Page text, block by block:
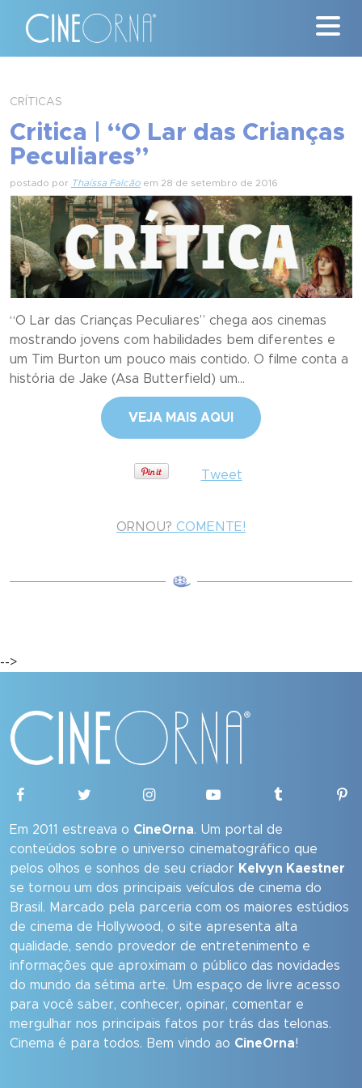
News
#ClássicosCineOrna
Quem Somos
Nossa História
Contato
CRÍTICAS
Critica | “O Lar das Crianças
Peculiares”
postado por Thaíssa Falcão em 28 de setembro de 2016
“O Lar das Crianças Peculiares” chega aos cinemas
mostrando jovens com habilidades bem diferentes e
um Tim Burton um pouco mais contido. O filme conta a
história de Jake (Asa Butterfield) um...
VEJA MAIS AQUI
Tweet
ORNOU? COMENTE!
-->
Em 2011 estreava o CineOrna. Um portal de
conteúdos sobre o universo cinematográfico que
pelos olhos e sonhos de seu criador Kelvyn Kaestner
se tornou um dos principais veículos de cinema do
Brasil. Marcado pela parceria com os maiores estúdios
de cinema de Hollywood, o site apresenta alta
qualidade, sendo provedor de entretenimento e
informações que aproximam o público das novidades
do mundo da sétima arte. Um espaço de livre acesso
para você saber, conhecer, opinar, comentar e
mergulhar nos principais fatos por trás das telonas.
Cinema é para todos. Bem vindo ao CineOrna!